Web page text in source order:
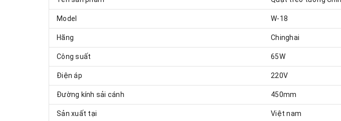
Model W-18
Hãng Chinghai
Công suất 65W
Điện áp 220V
Đường kính sải cánh 450mm
Sản xuất tại Việt nam